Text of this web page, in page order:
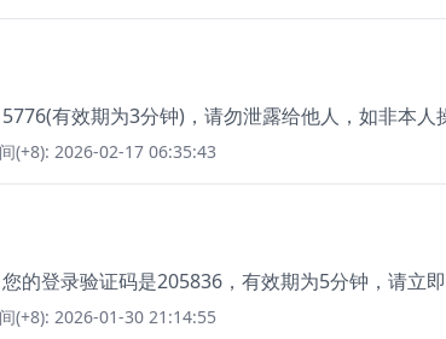
有效期为3分钟)，请勿泄露给他人，如非本人
(+8): 2026-02-17 06:35:43
的登录验证码是205836，有效期为5分钟，请立即
(+8): 2026-01-30 21:14:55